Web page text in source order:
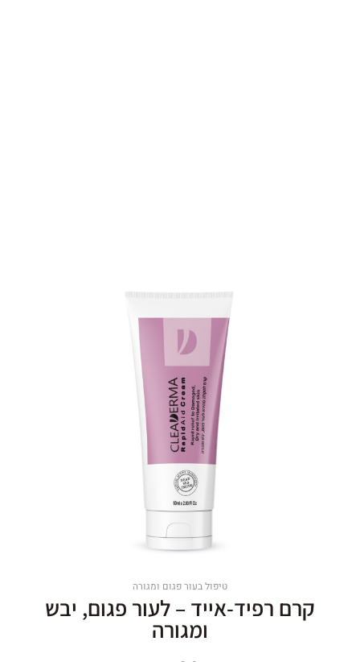
טיפול בעור פגום ומגורה
קרם רפיד-אייד – לעור פגום, יבש
ומגורה